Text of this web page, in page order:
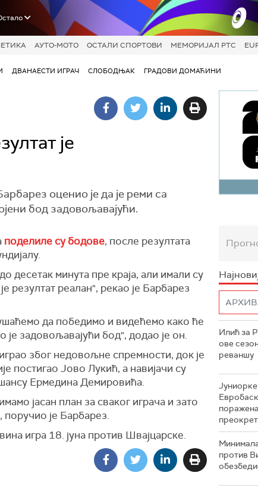
АУТО-МОТО ОСТАЛИ СПОРТОВИ МЕМОРИЈАЛ РТС
ДВАНАЕСТИ ИГРАЧ СЛОБОДЊАК ГРАДОВИ ДОМАЋИНИ
је
оценио је да је реми са
бод задовољавајући.
поделиле су бодове, после резултата
десетак минута пре краја, али имали су
резултат реалан", рекао је Барбарез
да победимо и видећемо како ће
је задовољавајући бод", додао је он.
због недовољне спремности, док је
постигао Јово Лукић, а навијачи су
Ермедина Демировића.
јасан план за сваког играча и зато
поручио је Барбарез.
игра 18. јуна против Швајцарске.
Илић за
ове
реваншу
против